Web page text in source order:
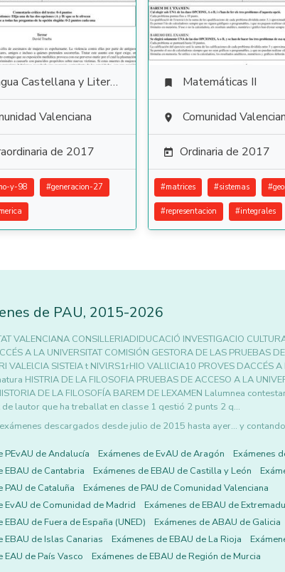
Castellana y Literatura
Valenciana
de 2017
y-98 #generacion-27
 Matemáticas II
 Comunidad
 Ordinaria de 2017
#matrices #sistemas #
#representacion #integrales
de PAU, 2015-2026
VALENCIANA CONSILLERIADIDUCACIÓ INVESTIGACIO
A LA UNIVERSITAT COMISIÓN GESTORA DE LAS PRUEBAS
VALElCIA SISTEIA t NIVlRS1rHIO VALllCIA10 PROVES DACCÉS
HISTRIA DE LA FILOSOFIA PRUEBAS DE ACCESO A LA
DE LA FILOSOFÍA BAREM DE LEXAMEN Lalumnea
lautor que ha treballat en classe 1 qestió 2 punts 2 q…
descargados desde julio de 2015 hasta ayer... y
PEvAU de Andalucía Exámenes de EvAU de Aragón
Exámenes
EBAU de Cantabria
Exámenes de EBAU de Castilla y León
PAU de Cataluña
Exámenes de PAU de Comunidad Valenciana
EvAU de Comunidad de Madrid
Exámenes de EBAU de
EBAU de Fuera de España (UNED)
Exámenes de ABAU de Galicia
EBAU de Islas Canarias
Exámenes de EBAU de La Rioja
EAU de País Vasco
Exámenes de EBAU de Región de Murcia